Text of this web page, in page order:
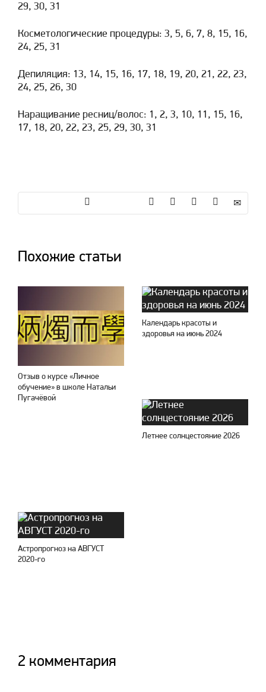
29, 30, 31
Косметологические процедуры: 3, 5, 6, 7, 8, 15, 16,
24, 25, 31
Депиляция: 13, 14, 15, 16, 17, 18, 19, 20, 21, 22, 23,
24, 25, 26, 30
Наращивание ресниц/волос: 1, 2, 3, 10, 11, 15, 16,
17, 18, 20, 22, 23, 25, 29, 30, 31
Похожие статьи
Отзыв о курсе «Личное
обучение» в школе Натальи
Пугачёвой
Календарь красоты и
здоровья на июнь 2024
Летнее солнцестояние 2026
Астропрогноз на АВГУСТ
2020-го
2 комментария